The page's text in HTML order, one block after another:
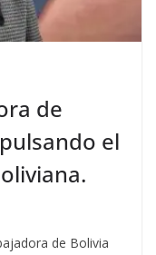
de
el
de Bolivia